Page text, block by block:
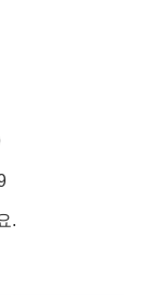
.